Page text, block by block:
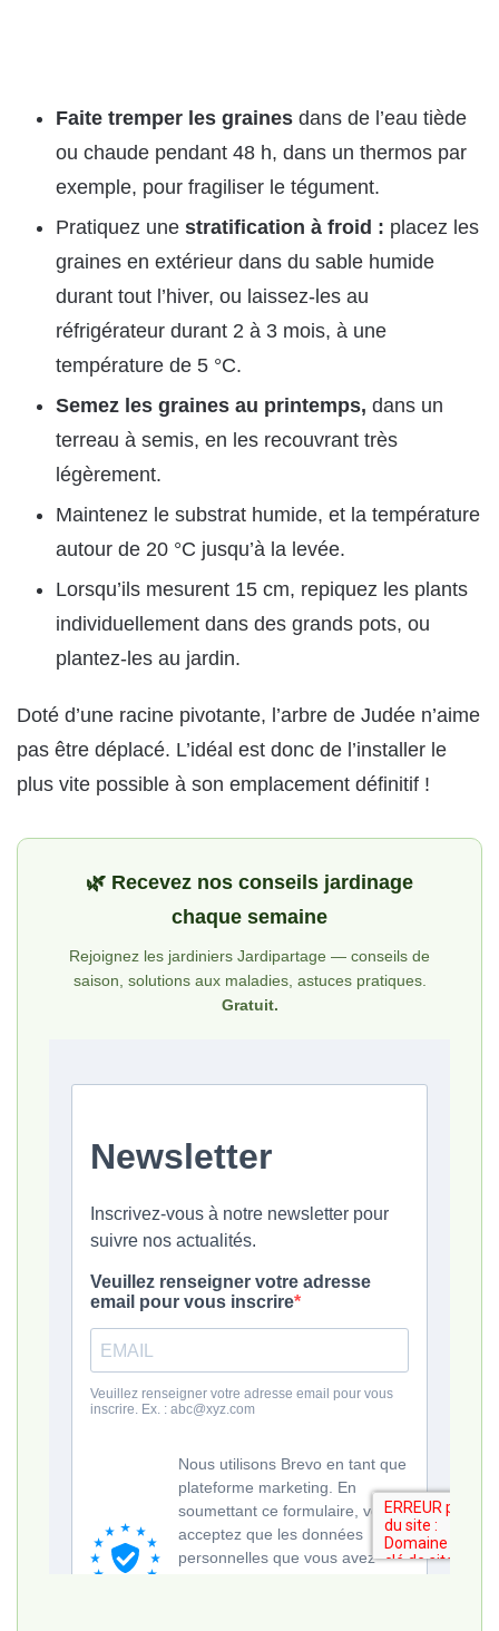
Faite tremper les graines dans de l’eau tiède
ou chaude pendant 48 h, dans un thermos par
exemple, pour fragiliser le tégument.
Pratiquez une stratification à froid : placez les
graines en extérieur dans du sable humide
durant tout l’hiver, ou laissez-les au
réfrigérateur durant 2 à 3 mois, à une
température de 5 °C.
Semez les graines au printemps, dans un
terreau à semis, en les recouvrant très
légèrement.
Maintenez le substrat humide, et la température
autour de 20 °C jusqu’à la levée.
Lorsqu’ils mesurent 15 cm, repiquez les plants
individuellement dans des grands pots, ou
plantez-les au jardin.
Doté d’une racine pivotante, l’arbre de Judée n’aime
pas être déplacé. L’idéal est donc de l’installer le
plus vite possible à son emplacement définitif !
🌿 Recevez nos conseils jardinage
chaque semaine
Rejoignez les jardiniers Jardipartage — conseils de
saison, solutions aux maladies, astuces pratiques.
Gratuit.